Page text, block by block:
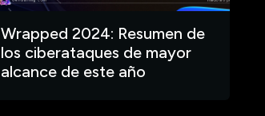
Wrapped 2024: Resumen de
los ciberataques de mayor
alcance de este año